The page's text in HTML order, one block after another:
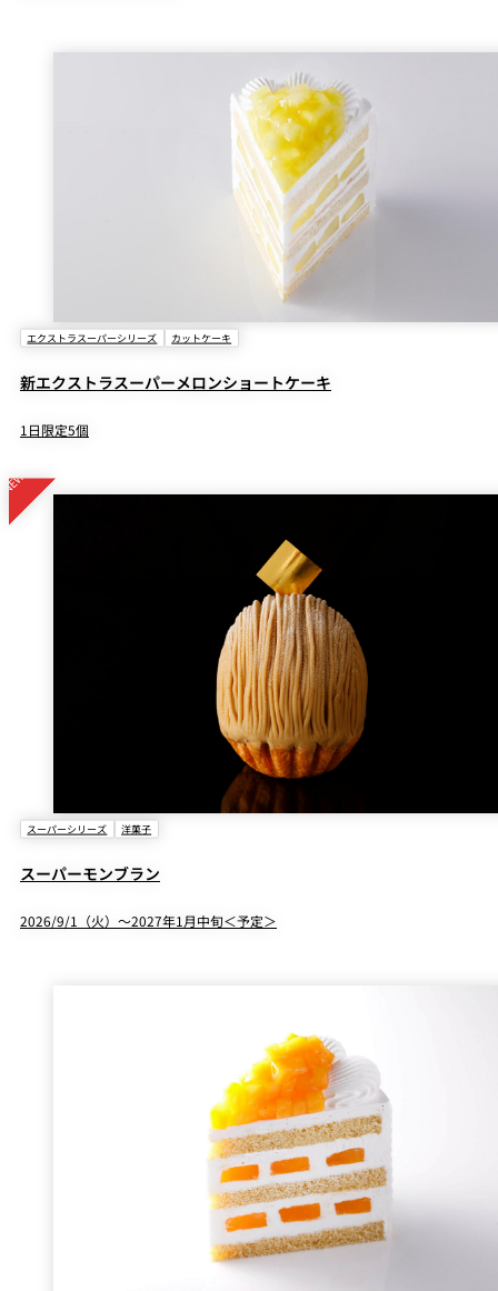
エクストラスーパーシリーズ カットケーキ
新エクストラスーパーメロンショートケーキ
1日限定5個
スーパーシリーズ 洋菓子
スーパーモンブラン
2026/9/1（火）～2027年1月中旬＜予定＞